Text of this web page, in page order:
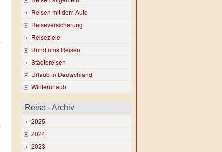
Reisen mit dem Auto
Reiseversicherung
Reiseziele
Rund ums Reisen
Städtereisen
Urlaub in Deutschland
Winterurlaub
Reise - Archiv
2025
2024
2023